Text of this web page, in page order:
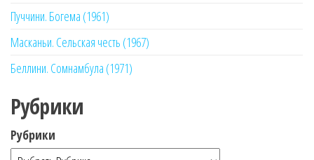
Пуччини. Богема (1961)
Масканьи. Сельская честь (1967)
Беллини. Сомнамбула (1971)
Рубрики
Рубрики